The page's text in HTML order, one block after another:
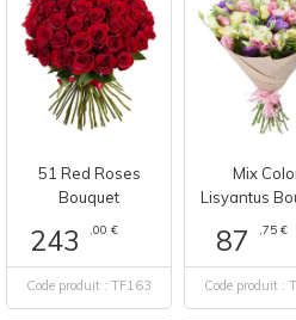
51 Red Roses
Bouquet
243 ,00 €
Code produit : TF163
Mix
Lisyantus
87 ,75 €
Code produit :